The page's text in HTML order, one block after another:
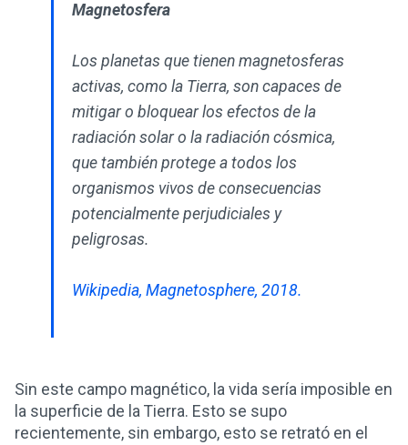
Magnetosfera
Los planetas que tienen magnetosferas
activas, como la Tierra, son capaces de
mitigar o bloquear los efectos de la
radiación solar o la radiación cósmica,
que también protege a todos los
organismos vivos de consecuencias
potencialmente perjudiciales y
peligrosas.
Wikipedia, Magnetosphere, 2018.
Sin este campo magnético, la vida sería imposible en
la superficie de la Tierra. Esto se supo
recientemente, sin embargo, esto se retrató en el